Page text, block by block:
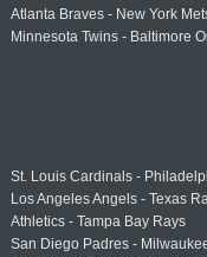
Atlanta Braves - New York
Minnesota Twins - Baltimore
St. Louis Cardinals -
Los Angeles Angels - Texas
Athletics - Tampa Bay Rays
San Diego Padres -